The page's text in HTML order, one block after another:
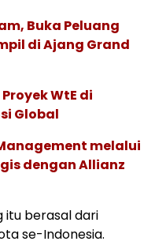
Buka Peluang
di Ajang Grand
Proyek WtE di
Global
melalui
dengan Allianz
itu berasal dari
se-Indonesia.